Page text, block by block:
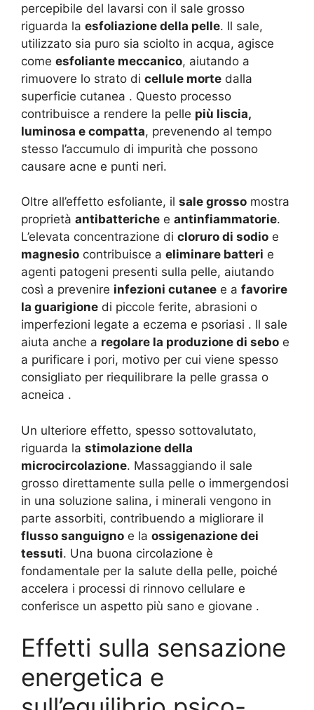
percepibile del lavarsi con il sale grosso
riguarda la esfoliazione della pelle. Il sale,
utilizzato sia puro sia sciolto in acqua, agisce
come esfoliante meccanico, aiutando a
rimuovere lo strato di cellule morte dalla
superficie cutanea . Questo processo
contribuisce a rendere la pelle più liscia,
luminosa e compatta, prevenendo al tempo
stesso l’accumulo di impurità che possono
causare acne e punti neri.
Oltre all’effetto esfoliante, il sale grosso mostra
proprietà antibatteriche e antinfiammatorie.
L’elevata concentrazione di cloruro di sodio e
magnesio contribuisce a eliminare batteri e
agenti patogeni presenti sulla pelle, aiutando
così a prevenire infezioni cutanee e a favorire
la guarigione di piccole ferite, abrasioni o
imperfezioni legate a eczema e psoriasi . Il sale
aiuta anche a regolare la produzione di sebo e
a purificare i pori, motivo per cui viene spesso
consigliato per riequilibrare la pelle grassa o
acneica .
Un ulteriore effetto, spesso sottovalutato,
riguarda la stimolazione della
microcircolazione. Massaggiando il sale
grosso direttamente sulla pelle o immergendosi
in una soluzione salina, i minerali vengono in
parte assorbiti, contribuendo a migliorare il
flusso sanguigno e la ossigenazione dei
tessuti. Una buona circolazione è
fondamentale per la salute della pelle, poiché
accelera i processi di rinnovo cellulare e
conferisce un aspetto più sano e giovane .
Effetti sulla sensazione
energetica e